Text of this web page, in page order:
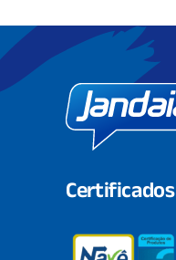
Certificados